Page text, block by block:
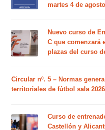
martes 4 de agosto
Nuevo curso de
C que comenzará
plazas del curso
Circular nº. 5 – Normas
territoriales de fútbol sala
Curso de
Castellón y